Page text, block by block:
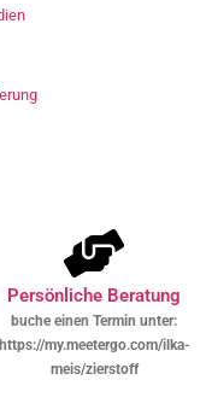
Persönliche Beratung
buche einen Termin unter:
https://my.meetergo.com/ilka-
meis/zierstoff